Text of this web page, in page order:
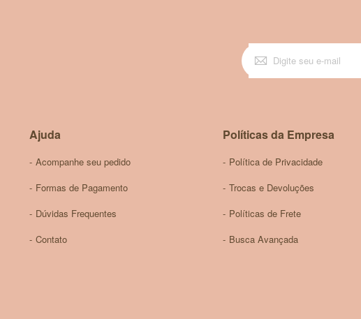
Ajuda
Acompanhe seu pedido
Formas de Pagamento
Dúvidas Frequentes
Contato
Políticas da Empresa
Política de Privacidade
Trocas e Devoluções
Políticas de Frete
Busca Avançada